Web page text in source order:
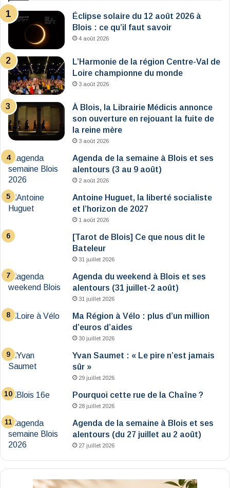
Éclipse solaire du 12 août 2026 à
Blois : ce qu’il faut savoir
4 août 2026
L’Harmonie de la région Centre-Val de
Loire championne du monde
3 août 2026
À Blois, la Librairie Médicis annonce
son ouverture en rejouant la fuite de
la reine mère
3 août 2026
Agenda de la semaine à Blois et ses
alentours (3 au 9 août)
2 août 2026
Antoine Huguet, la liberté socialiste
et l’horizon de 2027
1 août 2026
[Tarot de Blois] Ce que nous dit le
Bateleur
31 juillet 2026
Agenda du weekend à Blois et ses
alentours (31 juillet-2 août)
31 juillet 2026
Ma Région à Vélo : plus d’un million
d’euros d’aides
30 juillet 2026
Yvan Saumet : « Le pire n’est jamais
sûr »
29 juillet 2026
Pourquoi cette rue de la Chaîne ?
28 juillet 2026
Agenda de la semaine à Blois et ses
alentours (du 27 juillet au 2 août)
27 juillet 2026